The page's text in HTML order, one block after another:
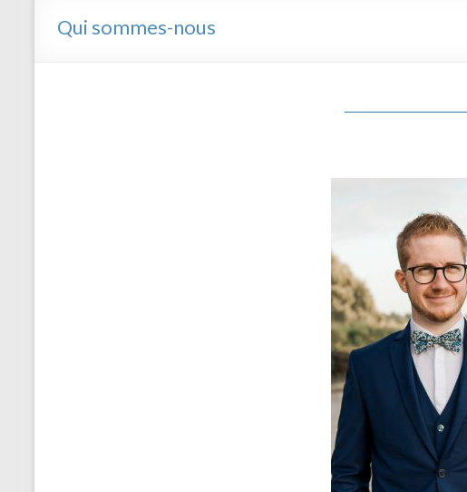
Qui sommes-nous